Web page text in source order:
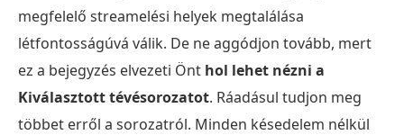
megfelelő streamelési helyek megtalálása
létfontosságúvá válik. De ne aggódjon tovább, mert
ez a bejegyzés elvezeti Önt hol lehet nézni a
Kiválasztott tévésorozatot. Ráadásul tudjon meg
többet erről a sorozatról. Minden késedelem nélkül